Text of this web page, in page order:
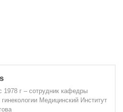
г – сотрудник кафедры
Медицинский Институт